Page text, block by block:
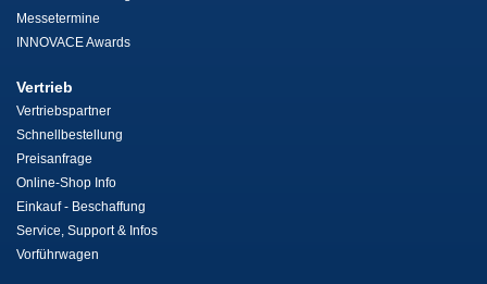
Messetermine
INNOVACE Awards
Vertrieb
Vertriebspartner
Schnellbestellung
Preisanfrage
Online-Shop Info
Einkauf - Beschaffung
Service, Support & Infos
Vorführwagen